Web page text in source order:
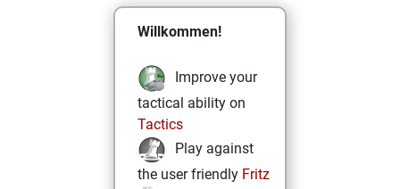
Willkommen!
Improve your
tactical ability on
Tactics
Play against
the user friendly Fritz